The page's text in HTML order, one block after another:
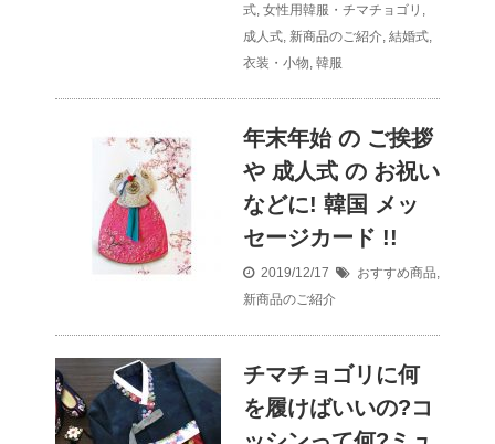
式, 女性用韓服・チマチョゴリ ,
成人式, 新商品のご紹介, 結婚式,
衣装・小物, 韓服
年末年始 の ご挨拶
や 成人式 の お祝い
などに! 韓国 メッ
セージカード !!
2019/12/17 おすすめ商品,
新商品のご紹介
チマチョゴリに何
を履けばいいの?コ